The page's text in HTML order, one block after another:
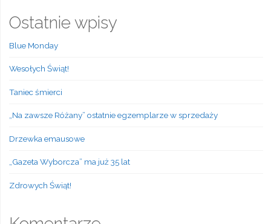
Ostatnie wpisy
Blue Monday
Wesołych Świąt!
Taniec śmierci
„Na zawsze Różany” ostatnie egzemplarze w sprzedaży
Drzewka emausowe
„Gazeta Wyborcza” ma już 35 lat
Zdrowych Świąt!